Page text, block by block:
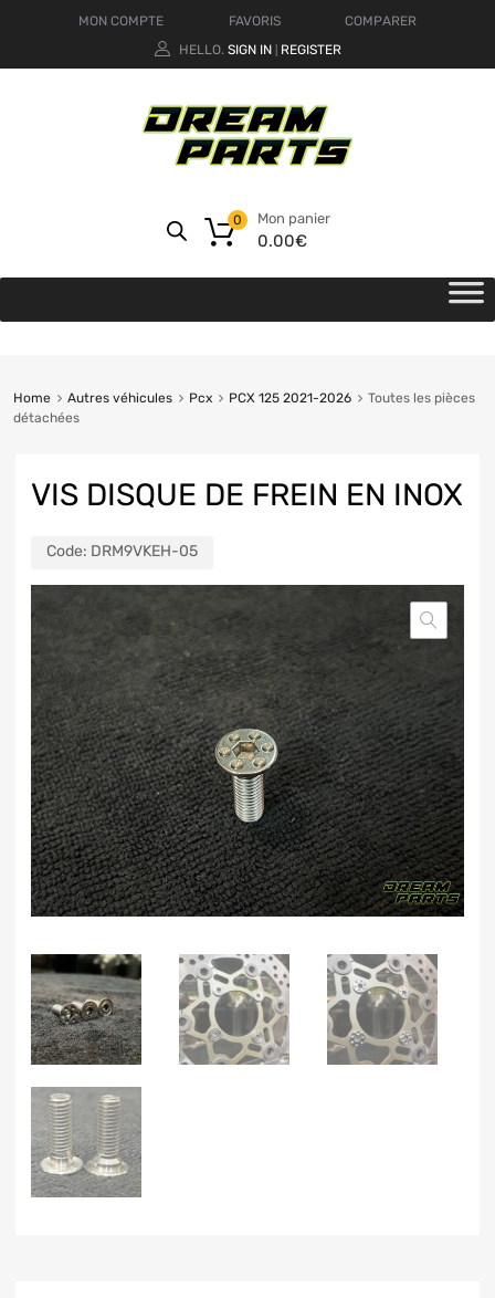
MON COMPTE FAVORIS
COMPARER
HELLO. SIGN IN REGISTER
Mon panier
0.00€
0
Home Autres véhicules Pcx PCX 125 2021-2026
Toutes les pièces
détachées
VIS DISQUE DE FREIN EN INOX
Code: DRM9VKEH-05